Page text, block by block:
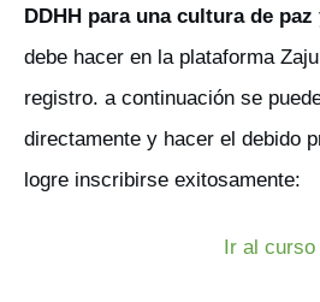
DDHH para una cultura de
debe hacer en la plataforma
registro. a continuación se
directamente y hacer el debido
logre inscribirse exitosamente:
Ir al curso